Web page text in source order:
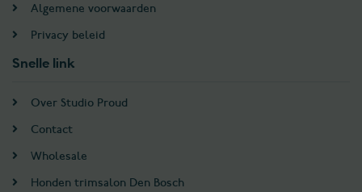
Algemene voorwaarden
Privacy beleid
Snelle link
Over Studio Proud
Contact
Wholesale
Honden trimsalon Den Bosch